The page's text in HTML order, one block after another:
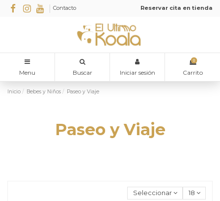
Contacto Reservar cita en tienda
Menu Buscar Iniciar sesión
0
Carrito
Inicio Bebes y Niños Paseo y Viaje
Paseo y Viaje
Seleccionar 18